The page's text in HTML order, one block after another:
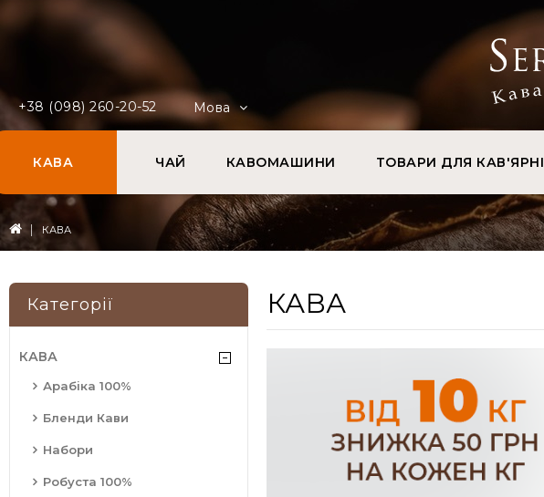
+38 (098) 260-20-52 Мова
КАВА ЧАЙ КАВОМАШИНИ ТОВАРИ ДЛЯ КАВ'ЯРНІ
КАВА
Категорії
КАВА
Арабіка 100%
Бленди Кави
Набори
Робуста 100%
КАВА